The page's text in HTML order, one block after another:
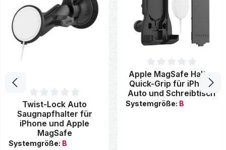
Durchschnittliche Bewertung von 0 von 5 Sternen
Twist-Lock Auto
Saugnapfhalter für
iPhone und Apple
MagSafe
Systemgröße: B
Durchschnittliche Bewertung
Apple MagSafe Halter
Quick-Grip für iPhone
Auto und Schreibtisch
Systemgröße: B